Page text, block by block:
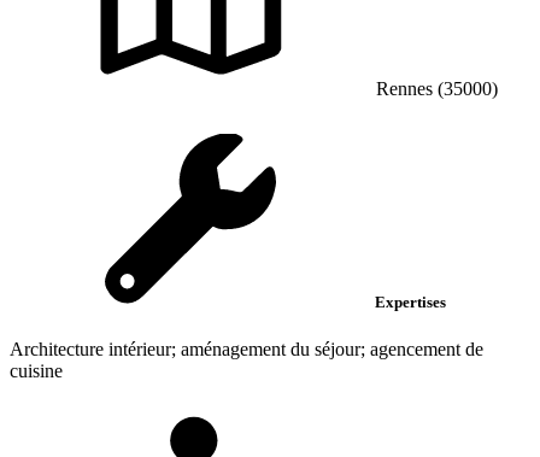
Rennes (35000)
Expertises
Architecture intérieur; aménagement du séjour; agencement de
cuisine